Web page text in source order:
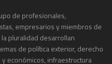
de profesionales,
empresarios y miembros de
pluralidad desarrollan
de política exterior, derecho
económicos, infraestructura